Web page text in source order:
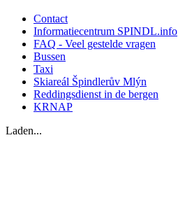
Contact
Informatiecentrum SPINDL.info
FAQ - Veel gestelde vragen
Bussen
Taxi
Skiareál Špindlerův Mlýn
Reddingsdienst in de bergen
KRNAP
Laden...